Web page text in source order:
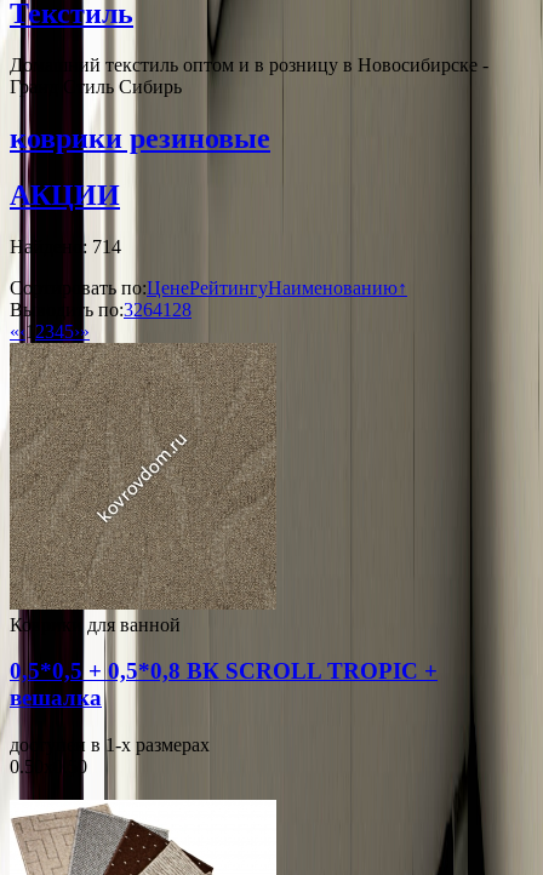
Текстиль
Домашний текстиль оптом и в розницу в Новосибирске -
Гранд Стиль Сибирь
коврики резиновые
АКЦИИ
Найдено: 714
Сортировать по:ЦенеРейтингуНаименованию↑
Выводить по:3264128
«‹1 2345›»
Коврики для ванной
0,5*0,5 + 0,5*0,8 ВК SCROLL TROPIC +
вешалка
доступен в 1-x размерах
0.50x0.50